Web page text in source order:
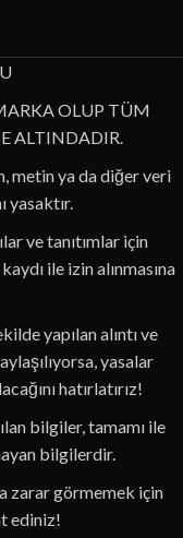
OLUP TÜM
ALTINDADIR.
metin ya da diğer veri
yasaktır.
ve tanıtımlar için
ile izin alınmasına
yapılan alıntı ve
yasalar
hatırlatırız!
bilgiler, tamamı ile
bilgilerdir.
zarar görmemek için
ediniz!